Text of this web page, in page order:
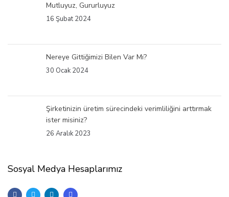
Mutluyuz, Gururluyuz
16 Şubat 2024
Nereye Gittiğimizi Bilen Var Mı?
30 Ocak 2024
Şirketinizin üretim sürecindeki verimliliğini arttırmak
ister misiniz?
26 Aralık 2023
Sosyal Medya Hesaplarımız